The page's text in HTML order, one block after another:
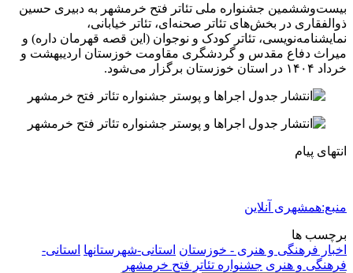
بیست‌وششمین جشنواره ملی تئاتر فتح خرمشهر به دبیری حسین
ذوالفقاری در بخش‌های تئاتر صحنه‌ای، تئاتر خیابانی،
نمایشنامه‌نویسی، تئاتر کودک و نوجوان (این قصه قهرمان داره) و
میراث دفاع مقدس و گردشگری مقاومت خوزستان اردیبهشت و
خرداد ۱۴۰۴ در استان خوزستان برگزار می‌شود.
انتهای پیام
منبع:همشهری آنلاین
برچسب ها
اخبار فرهنگی و هنری - خوزستان استانی-شهرستانها استانی-
فرهنگی و هنری جشنواره تئاتر فتح خرمشهر